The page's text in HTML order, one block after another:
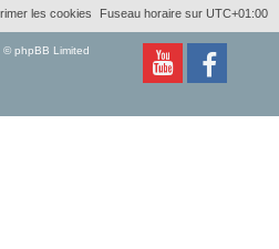
Fuseau horaire sur UTC+01:00
les cookies
© phpBB Limited